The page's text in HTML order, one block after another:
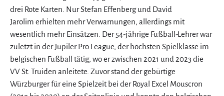
drei Rote Karten. Nur Stefan Effenberg und David
Jarolim erhielten mehr Verwarnungen, allerdings mit
wesentlich mehr Einsätzen. Der 54-jährige Fußball-Lehrer war
zuletzt in der Jupiler Pro League, der höchsten Spielklasse im
belgischen Fußball tätig, wo er zwischen 2021 und 2023 die
VV St. Truiden anleitete. Zuvor stand der gebürtige
Würzburger für eine Spielzeit bei der Royal Excel Mouscron